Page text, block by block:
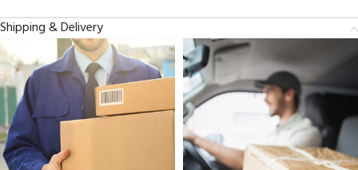
Shipping & Delivery